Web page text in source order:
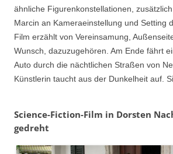
ähnliche Figurenkonstellationen,
Marcin an Kameraeinstellung und Setting
Film erzählt von Vereinsamung,
Wunsch, dazuzugehören. Am Ende fährt
Auto durch die nächtlichen Straßen von
Künstlerin taucht aus der Dunkelheit auf.
Science-Fiction-Film in Dorsten
gedreht